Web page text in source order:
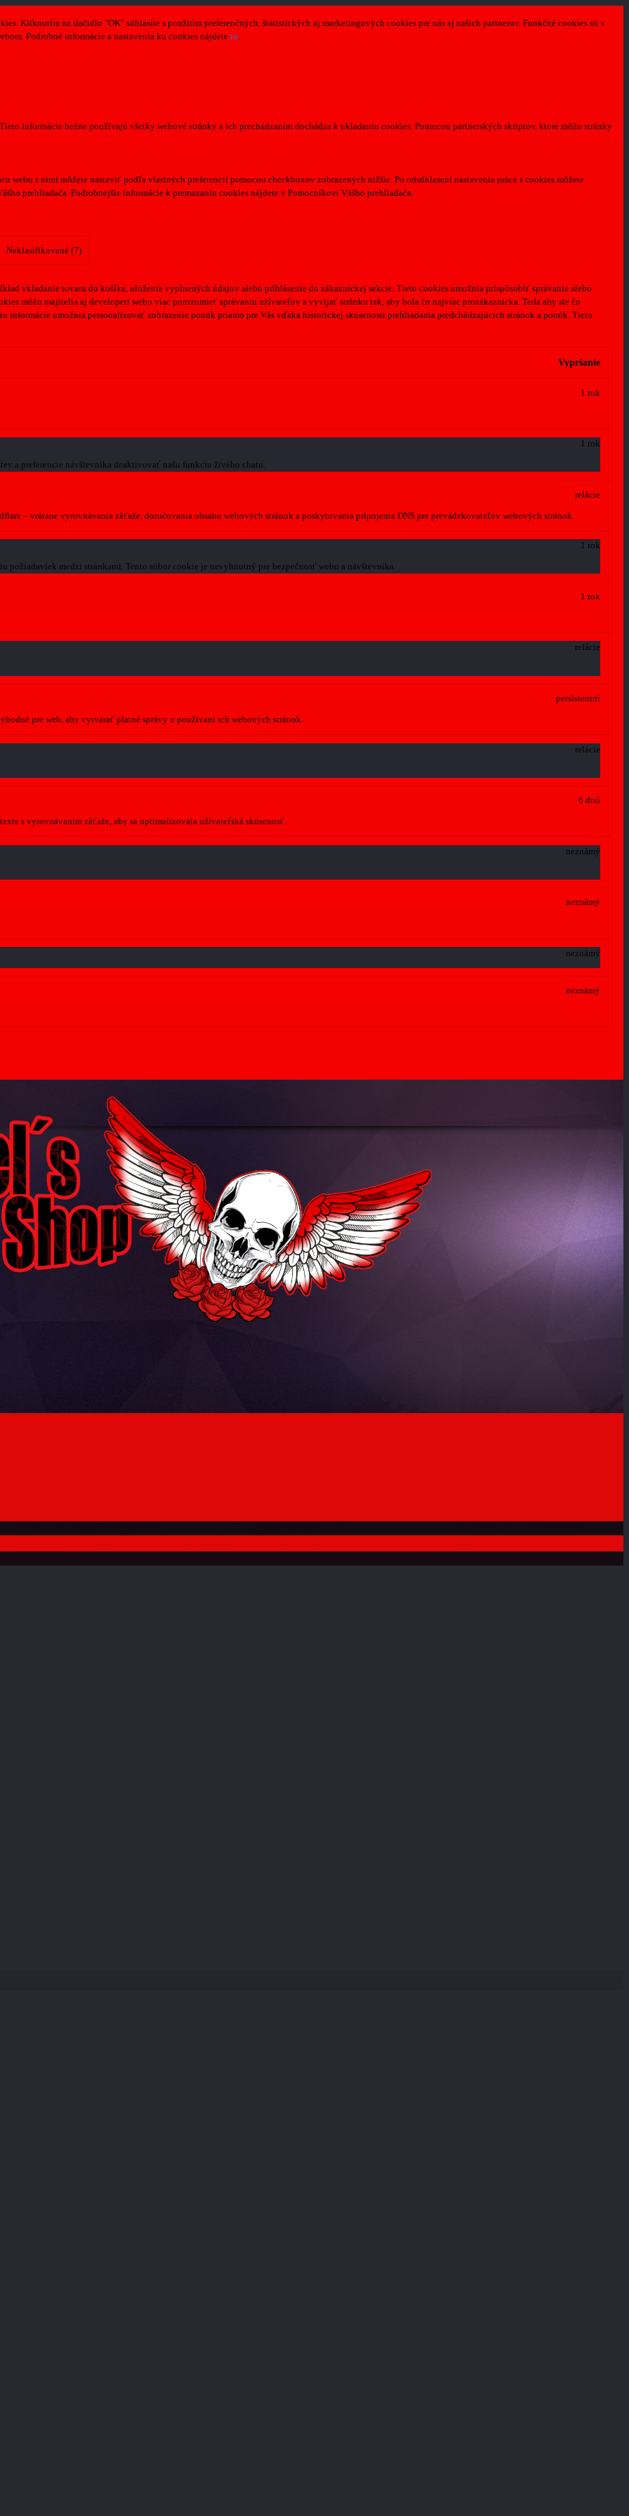
Kliknutím na tlačidlo "OK" súhlasíte s použitím preferenčných, štatistických aj marketingových cookies pre nás aj našich partnerov. Funkčné cookies sú v
Podrobné informácie a nastavenia ku cookies nájdete tu.
informácie bežne používajú všetky webové stránky a ich prechádzaním dochádza k ukladaniu cookies. Pomocou partnerských skriptov, ktoré môžu stránky
s nimi môžete nastaviť podľa vlastných preferencií pomocou checkboxov zobrazených nižšie. Po odsúhlasení nastavenia práce s cookies môžete
prehliadača. Podrobnejšie informácie k premazaniu cookies nájdete v Pomocníkovi Vášho prehliadača.
Neklasifikované (7)
vkladanie tovaru do košíka, uloženie vyplnených údajov alebo prihlásenie do zákazníckej sekcie. Tieto cookies umožnia prispôsobiť správanie alebo
môžu majitelia aj developeri webu viac porozumieť správaniu užívateľov a vyvijať stránku tak, aby bola čo najviac prozákaznícka. Teda aby ste čo
informácie umožnia personalizovať zobrazenie ponúk priamo pre Vás vďaka historickej skúsenosti prehliadania predchádzajúcich stránok a ponúk. Tieto
Vypršanie
1 rok
a preferencie návštevníka deaktivovať našu funkciu živého chatu.
1 rok
– vrátane vyrovnávania záťaže, doručovania obsahu webových stránok a poskytovania pripojenia DNS pre prevádzkovateľov webových stránok.
relácie
medzi stránkami. Tento súbor cookie je nevyhnutný pre bezpečnosť webu a návštevníka.
1 rok
1 rok
relácie
pre web, aby vytvárať platné správy o používaní ich webových stránok.
persistentní
relácie
s vyrovnávaním záťaže, aby sa optimalizovala užívateľská skúsenosť.
6 dnů
neznámý
neznámý
neznámý
neznámý